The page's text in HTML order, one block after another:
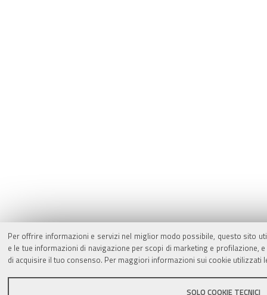
Per offrire informazioni e servizi nel miglior modo possibile, questo sito
e le tue informazioni di navigazione per scopi di marketing e
di acquisire il tuo consenso. Per maggiori informazioni sui cookie utilizzati
SOLO COOKIE TECNICI